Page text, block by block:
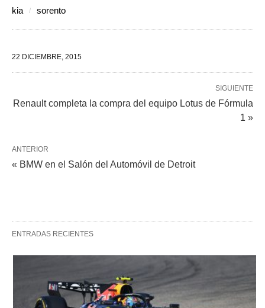
kia sorento
22 DICIEMBRE, 2015
SIGUIENTE
Renault completa la compra del equipo Lotus de Fórmula
1 »
ANTERIOR
« BMW en el Salón del Automóvil de Detroit
ENTRADAS RECIENTES